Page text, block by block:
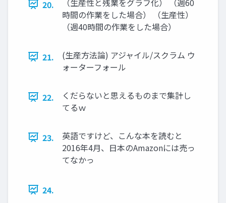
20.
時間の作業をした場合） （生産性）
（週40時間の作業をした場合）
21.
(生産方法論) アジャイル/スクラム ウ
ォーターフォール
22.
くだらないと思えるものまで集計し
てるｗ
23.
英語ですけど、こんな本を読むと
2016年4月、日本のAmazonには売っ
てなかっ
24.